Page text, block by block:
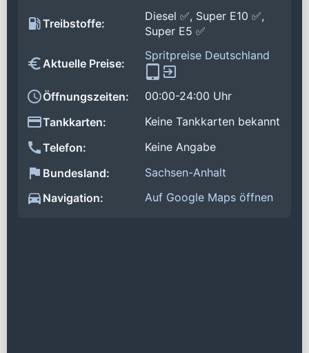
Treibstoffe:
Diesel ✅, Super E10 ✅,
Super E5 ✅
Aktuelle Preise:
Spritpreise Deutschland
Öffnungszeiten:
00:00-24:00 Uhr
Tankkarten:
Keine Tankkarten bekannt
Telefon:
Keine Angabe
Bundesland:
Sachsen-Anhalt
Navigation:
Auf Google Maps öffnen